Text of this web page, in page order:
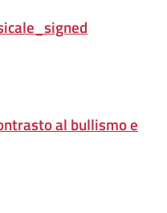
al bullismo e